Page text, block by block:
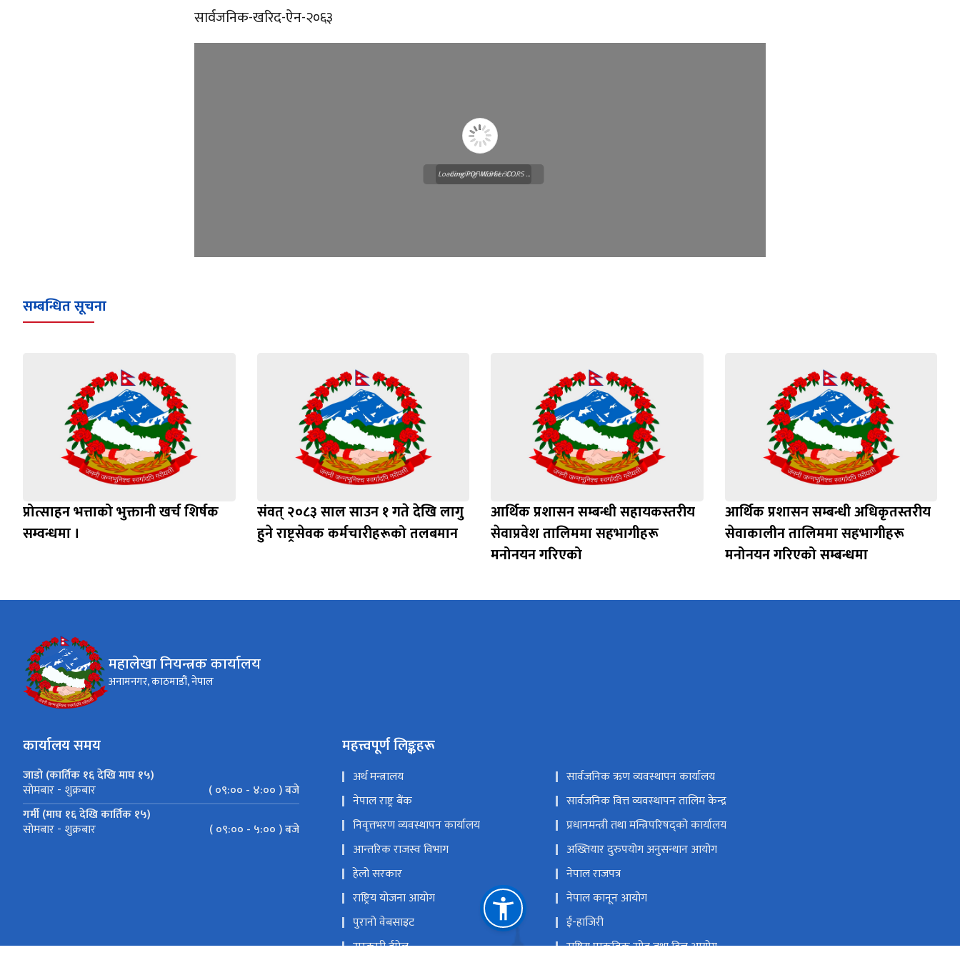
सार्वजनिक-खरिद-ऐन-२०६३
Loading WEBGL 3D ...
Loading PDF Worker CORS ...
सम्बन्धित सूचना
प्रोत्साहन भत्ताको भुक्तानी खर्च शिर्षक
सम्वन्धमा ।
संवत् २०८३ साल साउन १ गते देखि लागु
हुने राष्ट्रसेवक कर्मचारीहरूको तलबमान
आर्थिक प्रशासन सम्बन्धी सहायकस्तरीय
सेवाप्रवेश तालिममा सहभागीहरू
मनोनयन गरिएको
आर्थिक प्रशासन सम्बन्धी अधिकृतस्तरीय
सेवाकालीन तालिममा सहभागीहरू
मनोनयन गरिएको सम्बन्धमा
महालेखा नियन्त्रक कार्यालय
अनामनगर, काठमाडौं, नेपाल
कार्यालय समय
जाडो (कार्तिक १६ देखि माघ १५)
सोमबार - शुक्रबार
( ०९:०० - ४:०० ) बजे
गर्मी (माघ १६ देखि कार्तिक १५)
सोमबार - शुक्रबार ( ०९:०० - ५:०० ) बजे
महत्त्वपूर्ण लिङ्कहरू
अर्थ मन्त्रालय
सार्वजनिक ऋण व्यवस्थापन कार्यालय
नेपाल राष्ट्र बैंक
सार्वजनिक वित्त व्यवस्थापन तालिम केन्द्र
निवृत्तभरण व्यवस्थापन कार्यालय
प्रधानमन्त्री तथा मन्त्रिपरिषद्को कार्यालय
आन्तरिक राजस्व विभाग
अख्तियार दुरुपयोग अनुसन्धान आयोग
हेलो सरकार
नेपाल राजपत्र
राष्ट्रिय योजना आयोग
नेपाल कानून आयोग
पुरानो वेबसाइट
ई-हाजिरी
सरकारी ईमेल
राष्ट्रिय प्राकृतिक स्रोत तथा वित्त आयोग